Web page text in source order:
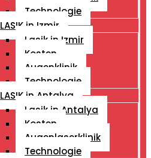
Technologie
LASIK in Izmir
Lasik in Izmir
Kosten
Augenklinik
Technologie
LASIK in Antalya
Lasik in Antalya
Kosten
Augenlaserklinik
Technologie